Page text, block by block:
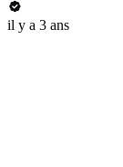
il y a 3 ans